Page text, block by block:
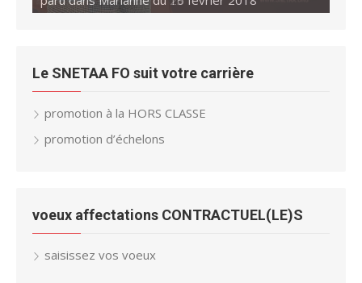
Le SNETAA FO suit votre carrière
promotion à la HORS CLASSE
promotion d’échelons
voeux affectations CONTRACTUEL(LE)S
saisissez vos voeux